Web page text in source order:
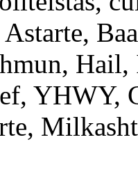
YHWY,